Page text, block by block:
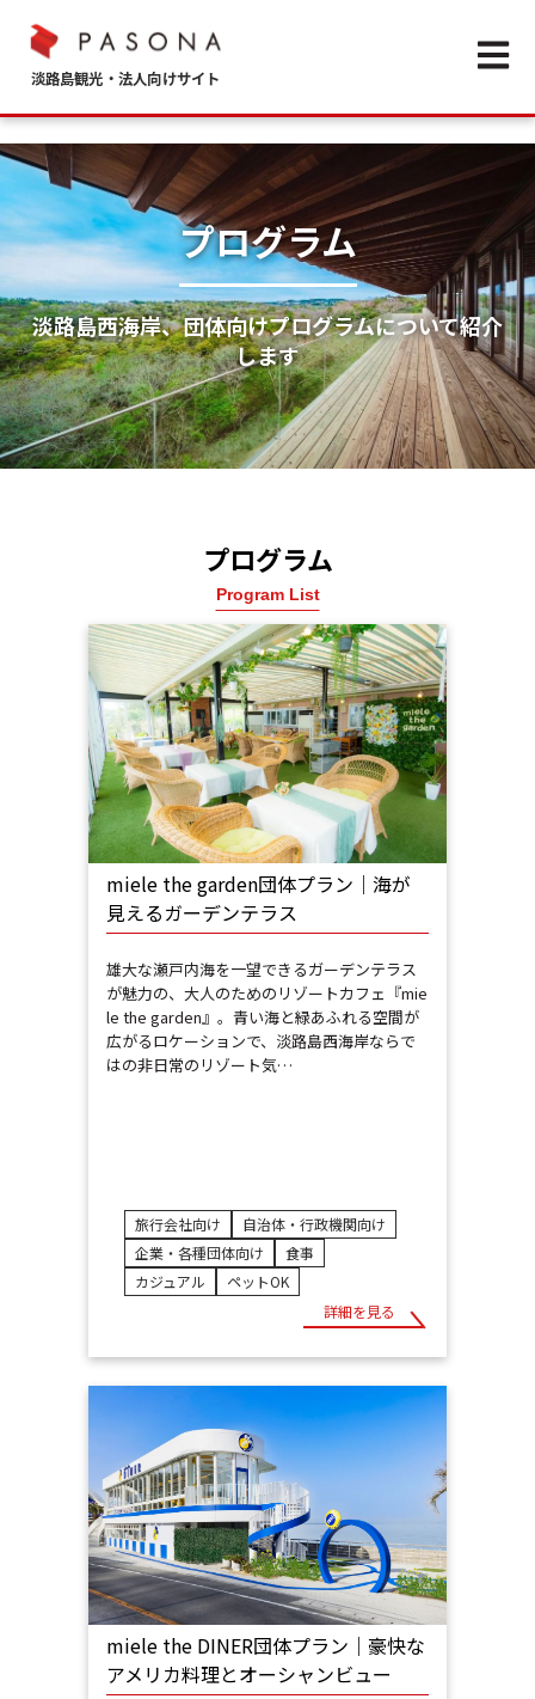
Open
プログラム
淡路島西海岸、団体向けプログラムについて紹介
します
プログラム
Program List
miele the garden団体プラン｜海が
見えるガーデンテラス
雄大な瀬戸内海を一望できるガーデンテラス
が魅力の、大人のためのリゾートカフェ『mie
le the garden』。青い海と緑あふれる空間が
広がるロケーションで、淡路島西海岸ならで
はの非日常のリゾート気…
旅行会社向け
自治体・行政機関向け
企業・各種団体向け
食事
カジュアル
ペットOK
詳細を見る
miele the DINER団体プラン｜豪快な
アメリカ料理とオーシャンビュー